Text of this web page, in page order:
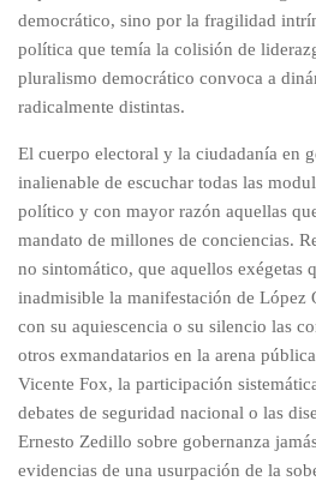
democrático, sino por la fragilidad
política que temía la colisión de
pluralismo democrático convoca a
radicalmente distintas.
El cuerpo electoral y la ciudadanía en
inalienable de escuchar todas las
político y con mayor razón aquellas
mandato de millones de conciencias.
no sintomático, que aquellos exégetas
inadmisible la manifestación de López
con su aquiescencia o su silencio las
otros exmandatarios en la arena
Vicente Fox, la participación
debates de seguridad nacional o las
Ernesto Zedillo sobre gobernanza
evidencias de una usurpación de la